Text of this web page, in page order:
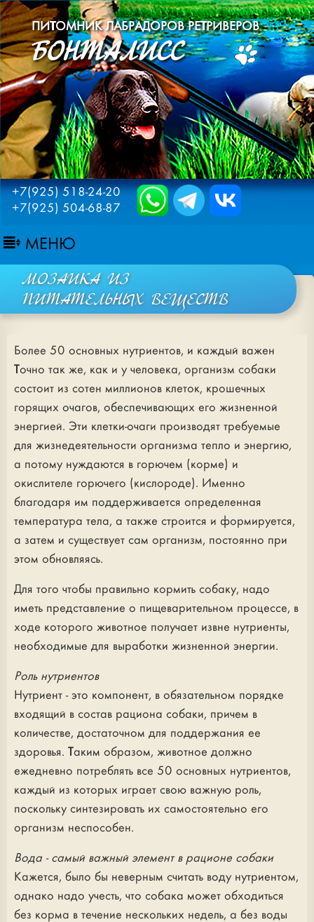
ПИТОМНИК ЛАБРАДОРОВ РЕТРИВЕРОВ
БОНТАЛИСС
+7(925) 518-24-20
+7(925) 504-68-87
МЕНЮ
МОЗАИКА ИЗ
ПИТАТЕЛЬНЫХ ВЕЩЕСТВ
Более 50 основных нутриентов, и каждый важен
Точно так же, как и у человека, организм собаки
состоит из сотен миллионов клеток, крошечных
горящих очагов, обеспечивающих его жизненной
энергией. Эти клетки-очаги производят требуемые
для жизнедеятельности организма тепло и энергию,
а потому нуждаются в горючем (корме) и
окислителе горючего (кислороде). Именно
благодаря им поддерживается определенная
температура тела, а также строится и формируется,
а затем и существует сам организм, постоянно при
этом обновляясь.
Для того чтобы правильно кормить собаку, надо
иметь представление о пищеварительном процессе, в
ходе которого животное получает извне нутриенты,
необходимые для выработки жизненной энергии.
Роль нутриентов
Нутриент - это компонент, в обязательном порядке
входящий в состав рациона собаки, причем в
количестве, достаточном для поддержания ее
здоровья. Таким образом, животное должно
ежедневно потреблять все 50 основных нутриентов,
каждый из которых играет свою важную роль,
поскольку синтезировать их самостоятельно его
организм неспособен.
Вода - самый важный элемент в рационе собаки
Кажется, было бы неверным считать воду нутриентом,
однако надо учесть, что собака может обходиться
без корма в течение нескольких недель, а без воды